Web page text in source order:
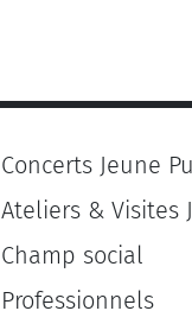
Concerts Jeune
Ateliers & Visites
Champ social
Professionnels